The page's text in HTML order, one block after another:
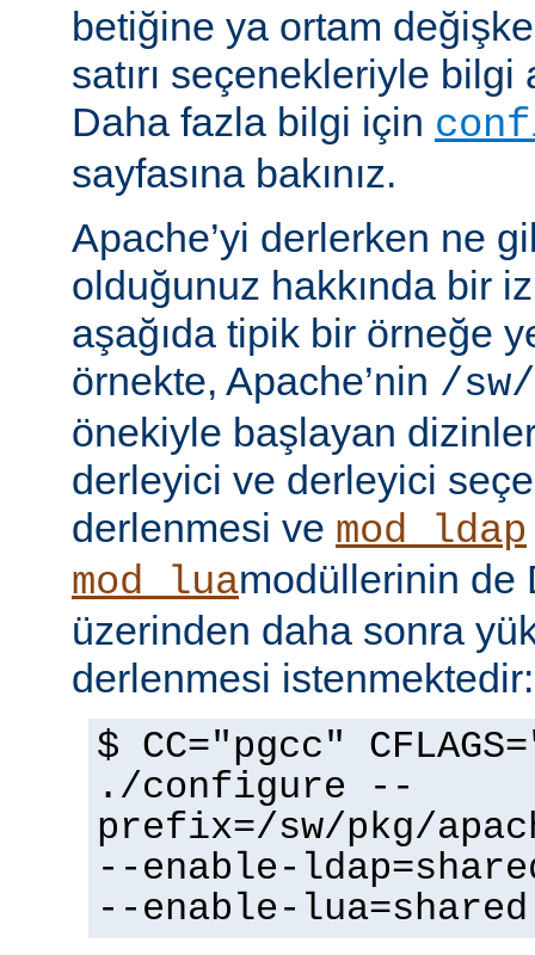
betiğine ya ortam
satırı seçenekleriyle bilgi
Daha fazla bilgi için
sayfasına bakınız.
Apache’yi derlerken ne
olduğunuz hakkında bir
aşağıda tipik bir örneğe
örnekte, Apache’nin /
önekiyle başlayan
derleyici ve derleyici
derlenmesi ve mod_ldap
mod_luamodüllerinin de
üzerinden daha sonra
derlenmesi istenmektedir:
$ CC="pgcc"
./configure --
prefix=/sw/pkg/
--enable-
--enable-lua=shared